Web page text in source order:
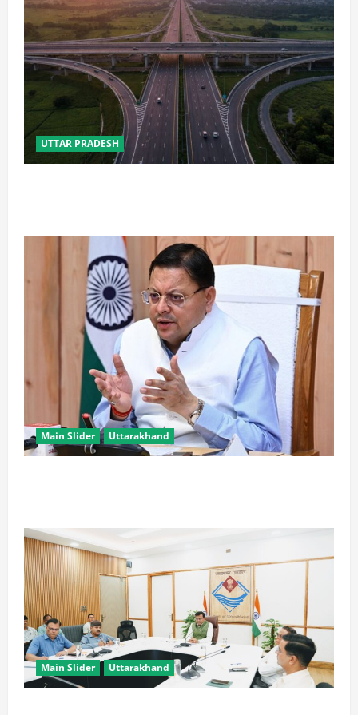
UTTAR PRADESH
Main Slider Uttarakhand
Main Slider Uttarakhand